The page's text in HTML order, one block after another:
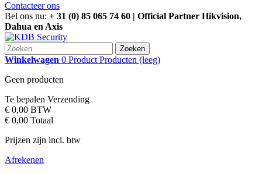
Contacteer ons
Bel ons nu: + 31 (0) 85 065 74 60 | Official Partner Hikvision,
Dahua en Axis
Zoeken
Winkelwagen 0 Product Producten (leeg)
Geen producten
Te bepalen Verzending
€ 0,00 BTW
€ 0,00 Totaal
Prijzen zijn incl. btw
Afrekenen